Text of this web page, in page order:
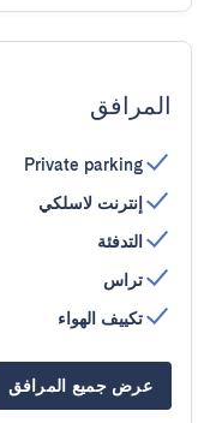
المرافق
Private parking
إنترنت لاسلكي
التدفئة
تراس
تكييف الهواء
عرض جميع المرافق